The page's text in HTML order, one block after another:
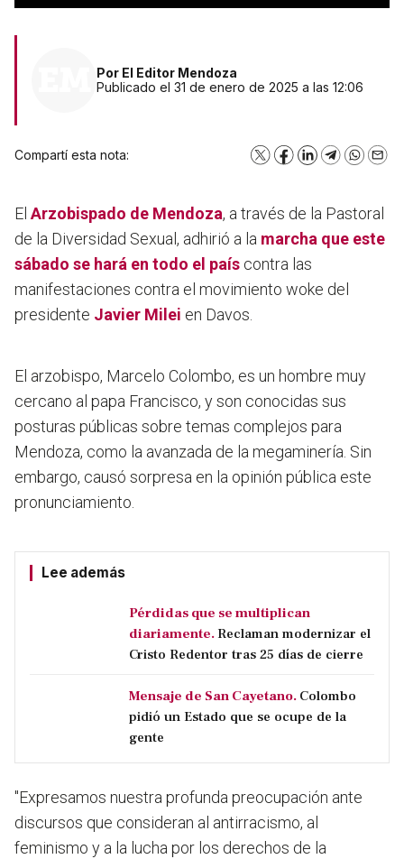
Por El Editor Mendoza
Publicado el 31 de enero de 2025 a las 12:06
Compartí esta nota: X Facebook
LinkedInTelegram
El Arzobispado de Mendoza, a través de la Pastoral
de la Diversidad Sexual, adhirió a la marcha que este
sábado se hará en todo el país contra las
manifestaciones contra el movimiento woke del
presidente Javier Milei en Davos.
El arzobispo, Marcelo Colombo, es un hombre muy
cercano al papa Francisco, y son conocidas sus
posturas públicas sobre temas complejos para
Mendoza, como la avanzada de la megaminería. Sin
embargo, causó sorpresa en la opinión pública este
pronunciamiento.
Lee además
Pérdidas que se multiplican
diariamente. Reclaman modernizar el
Cristo Redentor tras 25 días de cierre
Mensaje de San Cayetano. Colombo
pidió un Estado que se ocupe de la
gente
"Expresamos nuestra profunda preocupación ante
discursos que consideran al antirracismo, al
feminismo y a la lucha por los derechos de la